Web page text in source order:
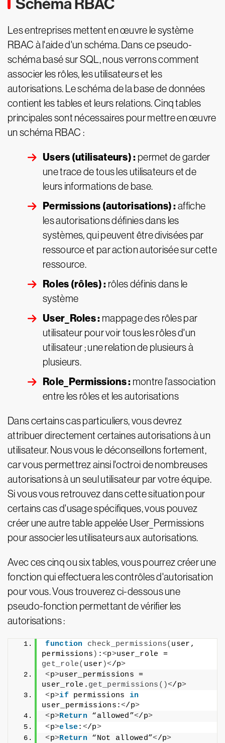
Schéma RBAC
Les entreprises mettent en œuvre le système
RBAC à l'aide d'un schéma. Dans ce pseudo-
schéma basé sur SQL, nous verrons comment
associer les rôles, les utilisateurs et les
autorisations. Le schéma de la base de données
contient les tables et leurs relations. Cinq tables
principales sont nécessaires pour mettre en œuvre
un schéma RBAC :
Users (utilisateurs) : permet de garder
une trace de tous les utilisateurs et de
leurs informations de base.
Permissions (autorisations) :affiche
les autorisations définies dans les
systèmes, qui peuvent être divisées par
ressource et par action autorisée sur cette
ressource.
Roles (rôles) : rôles définis dans le
système
User_Roles : mappage des rôles par
utilisateur pour voir tous les rôles d'un
utilisateur ; une relation de plusieurs à
plusieurs.
Role_Permissions : montre l'association
entre les rôles et les autorisations
Dans certains cas particuliers, vous devrez
attribuer directement certaines autorisations à un
utilisateur. Nous vous le déconseillons fortement,
car vous permettrez ainsi l'octroi de nombreuses
autorisations à un seul utilisateur par votre équipe.
Si vous vous retrouvez dans cette situation pour
certains cas d'usage spécifiques, vous pouvez
créer une autre table appelée User_Permissions
pour associer les utilisateurs aux autorisations.
Avec ces cinq ou six tables, vous pourrez créer une
fonction qui effectuera les contrôles d'autorisation
pour vous. Vous trouverez ci-dessous une
pseudo-fonction permettant de vérifier les
autorisations :
function check_permissions( user,
permissions ) :<p>
get_role( user )</p>
<p>user_permissions =
user_role. get_permissions ()</p>
<p>if permissions in
user_permissions:</p>
<p>Return “allowed”</p>
<p>else: </p>
<p>Return “Not allowed”</p>